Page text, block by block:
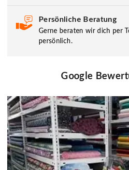
Persönliche Beratung
Gerne beraten wir dich per
persönlich.
Google